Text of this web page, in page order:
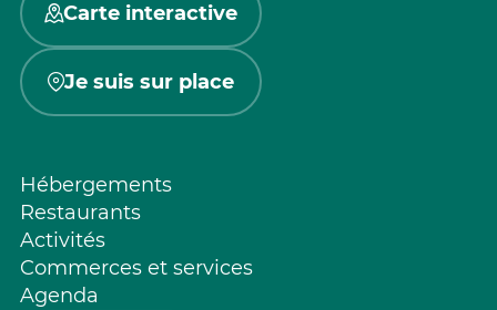
Carte interactive
Je suis sur place
Hébergements
Restaurants
Activités
Commerces et services
Agenda